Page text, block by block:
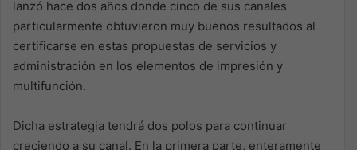
lanzó hace dos años donde cinco de sus canales
particularmente obtuvieron muy buenos resultados al
certificarse en estas propuestas de servicios y
administración en los elementos de impresión y
multifunción.
Dicha estrategia tendrá dos polos para continuar
creciendo a su canal. En la primera parte, enteramente